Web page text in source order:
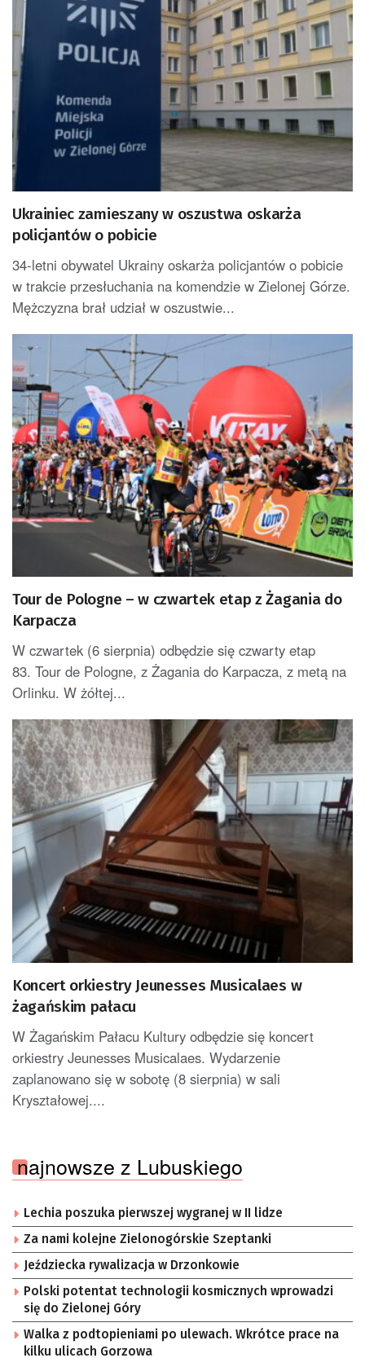
Ukrainiec zamieszany w oszustwa oskarża
policjantów o pobicie
34-letni obywatel Ukrainy oskarża policjantów o pobicie
w trakcie przesłuchania na komendzie w Zielonej Górze.
Mężczyzna brał udział w oszustwie...
Tour de Pologne – w czwartek etap z Żagania do
Karpacza
W czwartek (6 sierpnia) odbędzie się czwarty etap
83. Tour de Pologne, z Żagania do Karpacza, z metą na
Orlinku. W żółtej...
Koncert orkiestry Jeunesses Musicalaes w
żagańskim pałacu
W Żagańskim Pałacu Kultury odbędzie się koncert
orkiestry Jeunesses Musicalaes. Wydarzenie
zaplanowano się w sobotę (8 sierpnia) w sali
Kryształowej....
najnowsze z Lubuskiego
Lechia poszuka pierwszej wygranej w II lidze
Za nami kolejne Zielonogórskie Szeptanki
Jeździecka rywalizacja w Drzonkowie
Polski potentat technologii kosmicznych wprowadzi
się do Zielonej Góry
Walka z podtopieniami po ulewach. Wkrótce prace na
kilku ulicach Gorzowa